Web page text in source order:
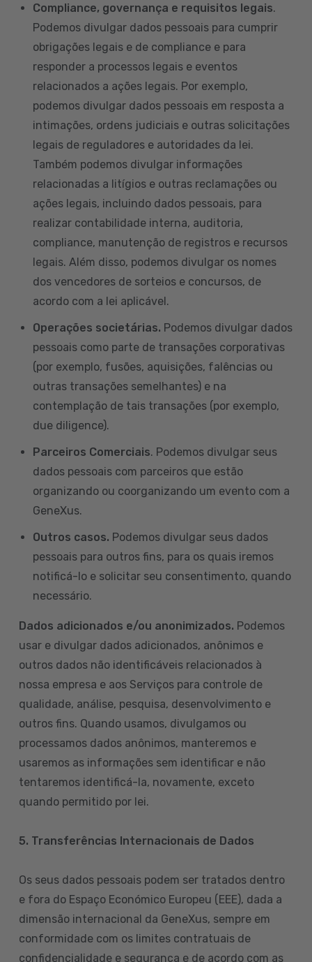
Compliance, governança e requisitos legais.
Podemos divulgar dados pessoais para cumprir
obrigações legais e de compliance e para
responder a processos legais e eventos
relacionados a ações legais. Por exemplo,
podemos divulgar dados pessoais em resposta a
intimações, ordens judiciais e outras solicitações
legais de reguladores e autoridades da lei.
Também podemos divulgar informações
relacionadas a litígios e outras reclamações ou
ações legais, incluindo dados pessoais, para
realizar contabilidade interna, auditoria,
compliance, manutenção de registros e recursos
legais. Além disso, podemos divulgar os nomes
dos vencedores de sorteios e concursos, de
acordo com a lei aplicável.
Operações societárias. Podemos divulgar dados
pessoais como parte de transações corporativas
(por exemplo, fusões, aquisições, falências ou
outras transações semelhantes) e na
contemplação de tais transações (por exemplo,
due diligence).
Parceiros Comerciais. Podemos divulgar seus
dados pessoais com parceiros que estão
organizando ou coorganizando um evento com a
GeneXus.
Outros casos. Podemos divulgar seus dados
pessoais para outros fins, para os quais iremos
notificá-lo e solicitar seu consentimento, quando
necessário.
Dados adicionados e/ou anonimizados. Podemos
usar e divulgar dados adicionados, anônimos e
outros dados não identificáveis relacionados à
nossa empresa e aos Serviços para controle de
qualidade, análise, pesquisa, desenvolvimento e
outros fins. Quando usamos, divulgamos ou
processamos dados anônimos, manteremos e
usaremos as informações sem identificar e não
tentaremos identificá-la, novamente, exceto
quando permitido por lei.
5. Transferências Internacionais de Dados
Os seus dados pessoais podem ser tratados dentro
e fora do Espaço Económico Europeu (EEE), dada a
dimensão internacional da GeneXus, sempre em
conformidade com os limites contratuais de
confidencialidade e segurança e de acordo com as